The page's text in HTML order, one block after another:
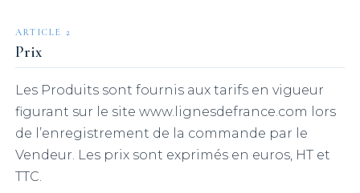
ARTICLE 2
Prix
Les Produits sont fournis aux tarifs en vigueur
figurant sur le site www.lignesdefrance.com lors
de l’enregistrement de la commande par le
Vendeur. Les prix sont exprimés en euros, HT et
TTC.